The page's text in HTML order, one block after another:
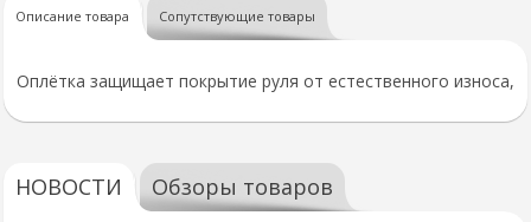
Описание товара Сопутствующие товары
Оплётка защищает покрытие руля от естественного износа,
НОВОСТИ Обзоры товаров